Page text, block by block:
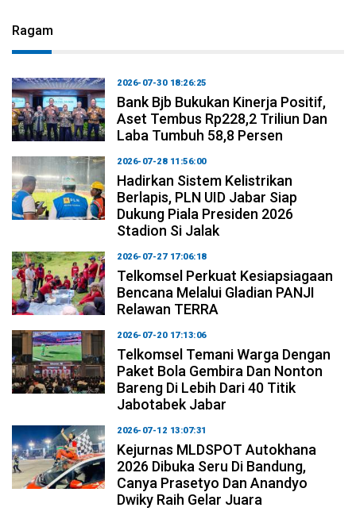
Ragam
2026-07-30 18:26:25
Bank Bjb Bukukan Kinerja Positif,
Aset Tembus Rp228,2 Triliun Dan
Laba Tumbuh 58,8 Persen
2026-07-28 11:56:00
Hadirkan Sistem Kelistrikan
Berlapis, PLN UID Jabar Siap
Dukung Piala Presiden 2026
Stadion Si Jalak
2026-07-27 17:06:18
Telkomsel Perkuat Kesiapsiagaan
Bencana Melalui Gladian PANJI
Relawan TERRA
2026-07-20 17:13:06
Telkomsel Temani Warga Dengan
Paket Bola Gembira Dan Nonton
Bareng Di Lebih Dari 40 Titik
Jabotabek Jabar
2026-07-12 13:07:31
Kejurnas MLDSPOT Autokhana
2026 Dibuka Seru Di Bandung,
Canya Prasetyo Dan Anandyo
Dwiky Raih Gelar Juara